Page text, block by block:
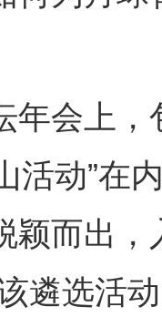
会上，
活动”在
颖而出，
遴选活